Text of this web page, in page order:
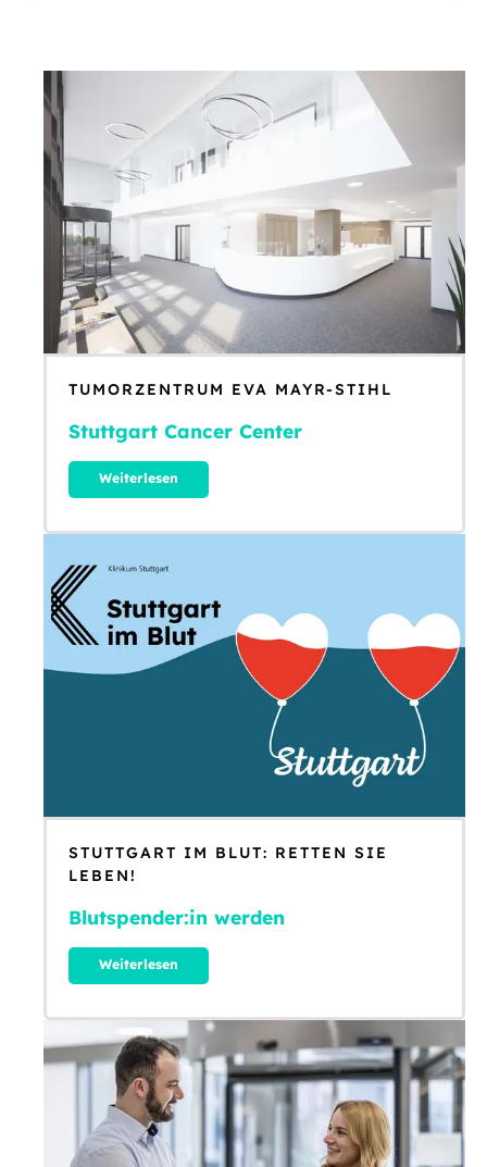
TUMORZENTRUM EVA MAYR-STIHL
Stuttgart Cancer Center
Weiterlesen
STUTTGART IM BLUT: RETTEN SIE
LEBEN!
Blutspender:in werden
Weiterlesen